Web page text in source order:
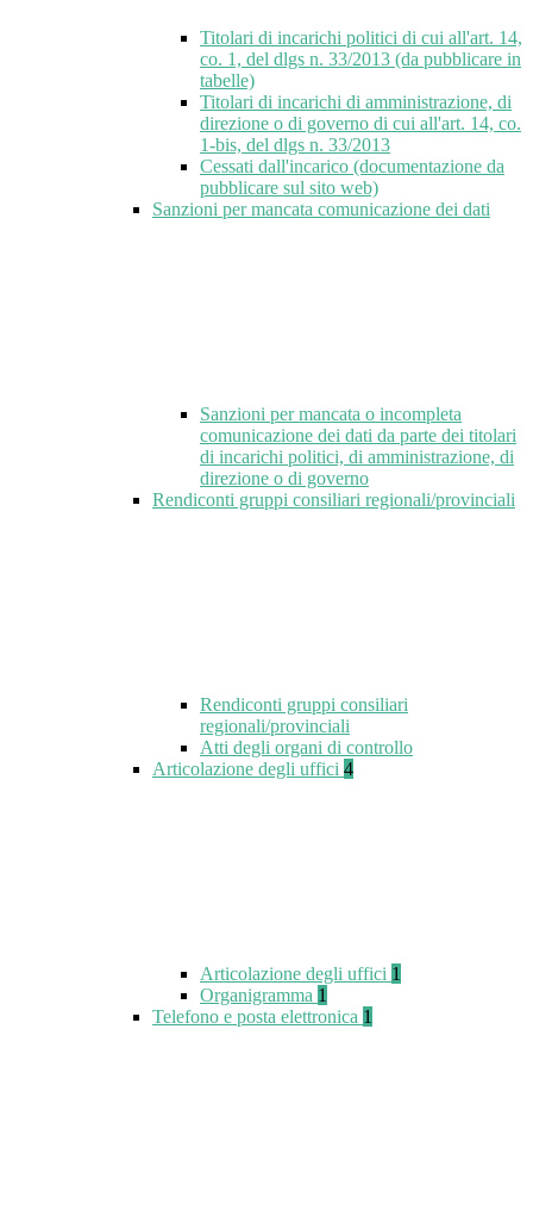
Titolari di incarichi politici di cui all'art. 14,
co. 1, del dlgs n. 33/2013 (da pubblicare in
tabelle)
Titolari di incarichi di amministrazione, di
direzione o di governo di cui all'art. 14, co.
1-bis, del dlgs n. 33/2013
Cessati dall'incarico (documentazione da
pubblicare sul sito web)
Sanzioni per mancata comunicazione dei dati
Sanzioni per mancata o incompleta
comunicazione dei dati da parte dei titolari
di incarichi politici, di amministrazione, di
direzione o di governo
Rendiconti gruppi consiliari regionali/provinciali
Rendiconti gruppi consiliari
regionali/provinciali
Atti degli organi di controllo
Articolazione degli uffici 4
Articolazione degli uffici 1
Organigramma 1
Telefono e posta elettronica 1